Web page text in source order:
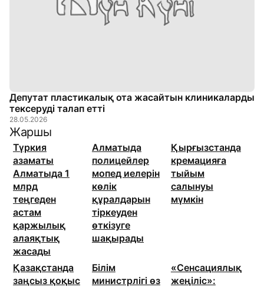
Депутат пластикалық ота жасайтын клиникаларды
тексеруді талап етті
28.05.2026
Жаршы
Түркия
азаматы
Алматыда 1
млрд
теңгеден
астам
қаржылық
алаяқтық
жасады
Алматыда
полицейлер
мопед иелерін
көлік
құралдарын
тіркеуден
өткізуге
шақырады
Қырғызстанда
кремацияға
тыйым
салынуы
мүмкін
Қазақстанда
заңсыз қоқыс
Білім
министрлігі өз
«Сенсациялық
жеңіліс»: